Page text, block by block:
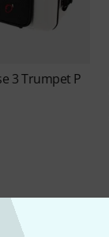
3 Trumpet P